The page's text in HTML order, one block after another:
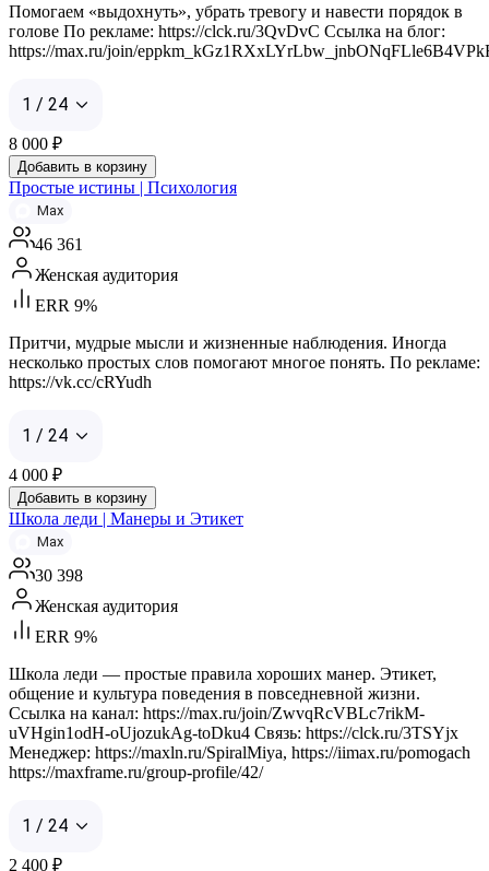
Помогаем «выдохнуть», убрать тревогу и навести порядок в
голове По рекламе: https://clck.ru/3QvDvC Ссылка на блог:
https://max.ru/join/
1 / 24
8 000 ₽
Добавить в корзину
Простые истины | Психология
Max
46 361
Женская аудитория
ERR 9%
Притчи, мудрые мысли и жизненные наблюдения. Иногда
несколько простых слов помогают многое понять. По рекламе:
https://vk.cc/cRYudh
1 / 24
4 000 ₽
Добавить в корзину
Школа леди | Манеры и Этикет
Max
30 398
Женская аудитория
ERR 9%
Школа леди — простые правила хороших манер. Этикет,
общение и культура поведения в повседневной жизни.
Ссылка на канал: https://max.ru/join/ZwvqRcVBLc7rikM-
uVHgin1odH-oUjozukAg-toDku4 Связь: https://clck.ru/3TSYjx
Менеджер: https://maxln.ru/SpiralMiya, https://iimax.ru/pomogach
https://maxframe.ru/group-profile/42/
1 / 24
2 400 ₽